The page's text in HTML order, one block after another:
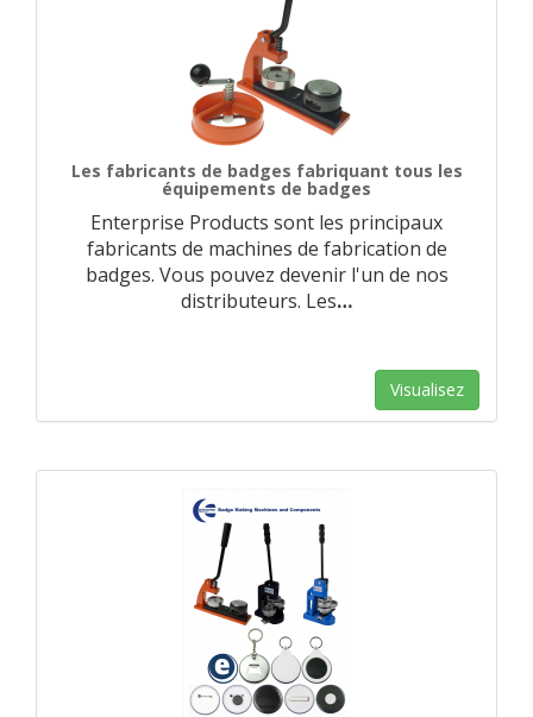
Les fabricants de badges fabriquant tous les
équipements de badges
Enterprise Products sont les principaux
fabricants de machines de fabrication de
badges. Vous pouvez devenir l'un de nos
distributeurs. Les…
Visualisez